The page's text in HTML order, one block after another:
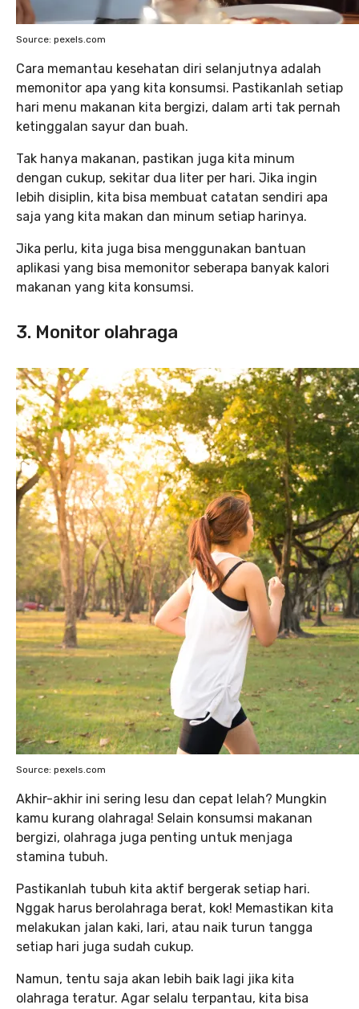
Source: pexels.com
Cara memantau kesehatan diri selanjutnya adalah
memonitor apa yang kita konsumsi. Pastikanlah setiap
hari menu makanan kita bergizi, dalam arti tak pernah
ketinggalan sayur dan buah.
Tak hanya makanan, pastikan juga kita minum
dengan cukup, sekitar dua liter per hari. Jika ingin
lebih disiplin, kita bisa membuat catatan sendiri apa
saja yang kita makan dan minum setiap harinya.
Jika perlu, kita juga bisa menggunakan bantuan
aplikasi yang bisa memonitor seberapa banyak kalori
makanan yang kita konsumsi.
3. Monitor olahraga
Source: pexels.com
Akhir-akhir ini sering lesu dan cepat lelah? Mungkin
kamu kurang olahraga! Selain konsumsi makanan
bergizi, olahraga juga penting untuk menjaga
stamina tubuh.
Pastikanlah tubuh kita aktif bergerak setiap hari.
Nggak harus berolahraga berat, kok! Memastikan kita
melakukan jalan kaki, lari, atau naik turun tangga
setiap hari juga sudah cukup.
Namun, tentu saja akan lebih baik lagi jika kita
olahraga teratur. Agar selalu terpantau, kita bisa